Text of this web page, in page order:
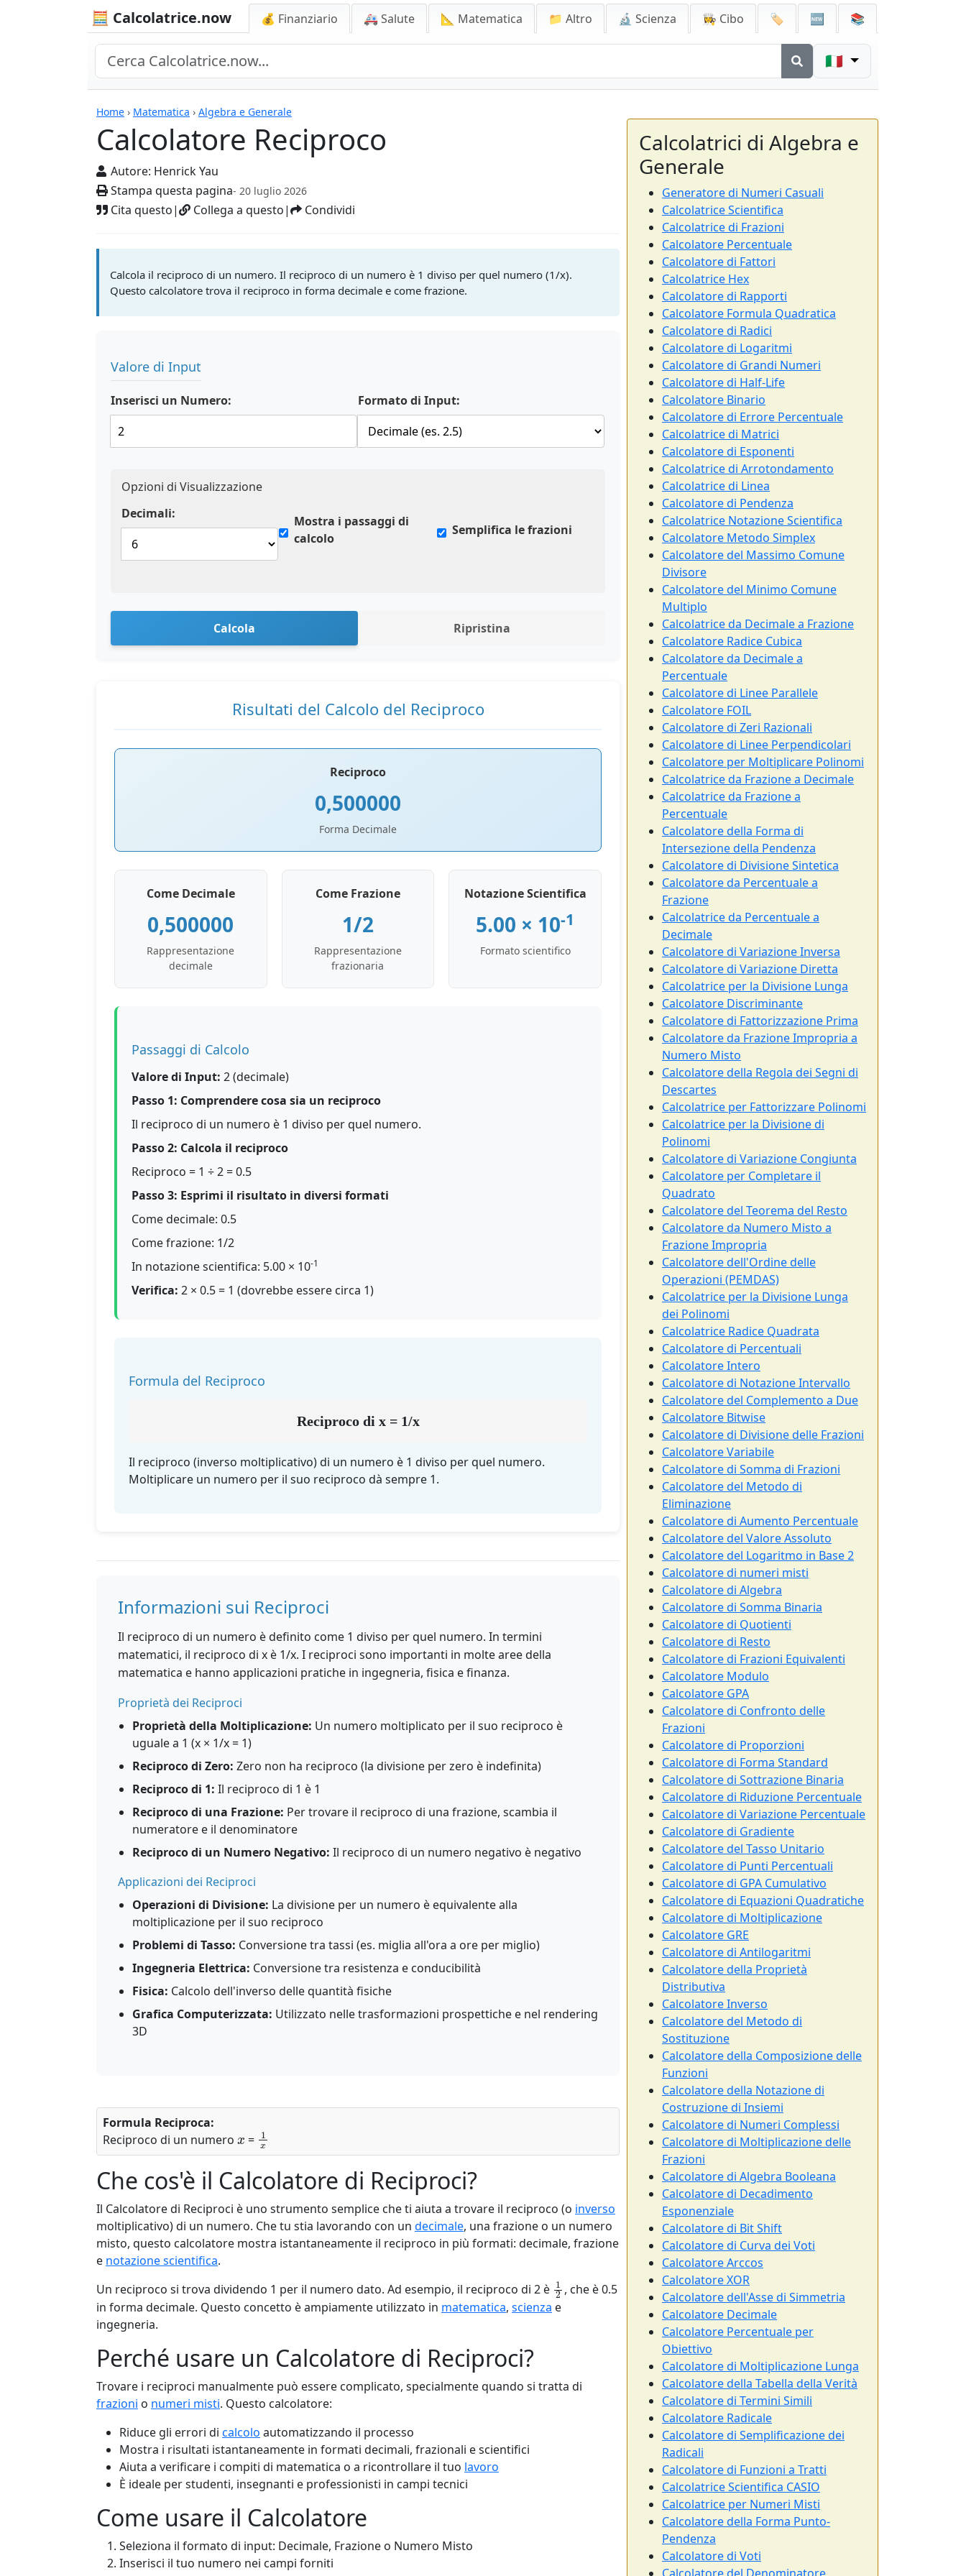
🧮 Calcolatrice.now 💰 Finanziario 🚑 Salute 📐 Matematica 📁 Altro 🔬 Scienza 👩‍🍳 Cibo 🏷️ 🆕 📚
🇮🇹
Home › Matematica › Algebra e Generale
Calcolatore Reciproco
Autore: Henrick Yau
Stampa questa pagina- 20 luglio 2026
Cita questo| Collega a questo| Condividi
Calcolatrici
Calcola il reciproco di un numero. Il reciproco di un numero è 1 diviso per quel numero (1/x).
Questo calcolatore trova il reciproco in forma decimale e come frazione.
Valore di Input
Inserisci un Numero: Formato di Input:
Opzioni di Visualizzazione
Decimali:
Mostra i passaggi di
calcolo
Semplifica le frazioni
Calcola Ripristina
Risultati del Calcolo del Reciproco
Reciproco
0,500000
Forma Decimale
Come Decimale
0,500000
Rappresentazione
decimale
Come Frazione
1/2
Rappresentazione
frazionaria
Notazione Scientifica
5.00 × 10-1
Formato scientifico
Passaggi di Calcolo
Valore di Input: 2 (decimale)
Passo 1: Comprendere cosa sia un reciproco
Il reciproco di un numero è 1 diviso per quel numero.
Passo 2: Calcola il reciproco
Reciproco = 1 ÷ 2 = 0.5
Passo 3: Esprimi il risultato in diversi formati
Come decimale: 0.5
Come frazione: 1/2
In notazione scientifica: 5.00 × 10-1
Verifica: 2 × 0.5 = 1 (dovrebbe essere circa 1)
Formula del Reciproco
Reciproco di x = 1/x
Il reciproco (inverso moltiplicativo) di un numero è 1 diviso per quel numero.
Moltiplicare un numero per il suo reciproco dà sempre 1.
Informazioni sui Reciproci
Il reciproco di un numero è definito come 1 diviso per quel numero. In termini
matematici, il reciproco di x è 1/x. I reciproci sono importanti in molte aree della
matematica e hanno applicazioni pratiche in ingegneria, fisica e finanza.
Proprietà dei Reciproci
Proprietà della Moltiplicazione: Un numero moltiplicato per il suo reciproco è
uguale a 1 (x × 1/x = 1)
Reciproco di Zero: Zero non ha reciproco (la divisione per zero è indefinita)
Reciproco di 1: Il reciproco di 1 è 1
Reciproco di una Frazione: Per trovare il reciproco di una frazione, scambia il
numeratore e il denominatore
Reciproco di un Numero Negativo: Il reciproco di un numero negativo è negativo
Applicazioni dei Reciproci
Operazioni di Divisione: La divisione per un numero è equivalente alla
moltiplicazione per il suo reciproco
Problemi di Tasso: Conversione tra tassi (es. miglia all'ora a ore per miglio)
Ingegneria Elettrica: Conversione tra resistenza e conducibilità
Fisica: Calcolo dell'inverso delle quantità fisiche
Grafica Computerizzata: Utilizzato nelle trasformazioni prospettiche e nel rendering
3D
Formula Reciproca:
Reciproco di un numero
=
1
Che cos'è il Calcolatore di Reciproci?
Il Calcolatore di Reciproci è uno strumento semplice che ti aiuta a trovare il reciproco (o inverso
moltiplicativo) di un numero. Che tu stia lavorando con un decimale, una frazione o un numero
misto, questo calcolatore mostra istantaneamente il reciproco in più formati: decimale, frazione
e notazione scientifica.
Un reciproco si trova dividendo 1 per il numero dato. Ad esempio, il reciproco di 2 è
1
, che è 0.5
in forma decimale. Questo concetto è ampiamente utilizzato in matematica, scienza e
ingegneria.
Perché usare un Calcolatore di Reciproci?
Trovare i reciproci manualmente può essere complicato, specialmente quando si tratta di
frazioni o numeri misti. Questo calcolatore:
Riduce gli errori di calcolo automatizzando il processo
Mostra i risultati istantaneamente in formati decimali, frazionali e scientifici
Aiuta a verificare i compiti di matematica o a ricontrollare il tuo lavoro
È ideale per studenti, insegnanti e professionisti in campi tecnici
Come usare il Calcolatore
Seleziona il formato di input: Decimale, Frazione o Numero Misto
Inserisci il tuo numero nei campi forniti
Calcolatrici di Algebra e
Generale
Generatore di Numeri Casuali
Calcolatrice Scientifica
Calcolatrice di Frazioni
Calcolatore Percentuale
Calcolatore di Fattori
Calcolatrice Hex
Calcolatore di Rapporti
Calcolatore Formula Quadratica
Calcolatore di Radici
Calcolatore di Logaritmi
Calcolatore di Grandi Numeri
Calcolatore di Half-Life
Calcolatore Binario
Calcolatore di Errore Percentuale
Calcolatrice di Matrici
Calcolatore di Esponenti
Calcolatrice di Arrotondamento
Calcolatrice di Linea
Calcolatore di Pendenza
Calcolatrice Notazione Scientifica
Calcolatore Metodo Simplex
Calcolatore del Massimo Comune
Divisore
Calcolatore del Minimo Comune
Multiplo
Calcolatrice da Decimale a Frazione
Calcolatore Radice Cubica
Calcolatore da Decimale a
Percentuale
Calcolatore di Linee Parallele
Calcolatore FOIL
Calcolatore di Zeri Razionali
Calcolatore di Linee Perpendicolari
Calcolatore per Moltiplicare Polinomi
Calcolatrice da Frazione a Decimale
Calcolatrice da Frazione a
Percentuale
Calcolatore della Forma di
Intersezione della Pendenza
Calcolatore di Divisione Sintetica
Calcolatore da Percentuale a
Frazione
Calcolatrice da Percentuale a
Decimale
Calcolatore di Variazione Inversa
Calcolatore di Variazione Diretta
Calcolatrice per la Divisione Lunga
Calcolatore Discriminante
Calcolatore di Fattorizzazione Prima
Calcolatore da Frazione Impropria a
Numero Misto
Calcolatore della Regola dei Segni di
Descartes
Calcolatrice per Fattorizzare Polinomi
Calcolatrice per la Divisione di
Polinomi
Calcolatore di Variazione Congiunta
Calcolatore per Completare il
Quadrato
Calcolatore del Teorema del Resto
Calcolatore da Numero Misto a
Frazione Impropria
Calcolatore dell'Ordine delle
Operazioni (PEMDAS)
Calcolatrice per la Divisione Lunga
dei Polinomi
Calcolatrice Radice Quadrata
Calcolatore di Percentuali
Calcolatore Intero
Calcolatore di Notazione Intervallo
Calcolatore del Complemento a Due
Calcolatore Bitwise
Calcolatore di Divisione delle Frazioni
Calcolatore Variabile
Calcolatore di Somma di Frazioni
Calcolatore del Metodo di
Eliminazione
Calcolatore di Aumento Percentuale
Calcolatore del Valore Assoluto
Calcolatore del Logaritmo in Base 2
Calcolatore di numeri misti
Calcolatore di Algebra
Calcolatore di Somma Binaria
Calcolatore di Quotienti
Calcolatore di Resto
Calcolatore di Frazioni Equivalenti
Calcolatore Modulo
Calcolatore GPA
Calcolatore di Confronto delle
Frazioni
Calcolatore di Proporzioni
Calcolatore di Forma Standard
Calcolatore di Sottrazione Binaria
Calcolatore di Riduzione Percentuale
Calcolatore di Variazione Percentuale
Calcolatore di Gradiente
Calcolatore del Tasso Unitario
Calcolatore di Punti Percentuali
Calcolatore di GPA Cumulativo
Calcolatore di Equazioni Quadratiche
Calcolatore di Moltiplicazione
Calcolatore GRE
Calcolatore di Antilogaritmi
Calcolatore della Proprietà
Distributiva
Calcolatore Inverso
Calcolatore del Metodo di
Sostituzione
Calcolatore della Composizione delle
Funzioni
Calcolatore della Notazione di
Costruzione di Insiemi
Calcolatore di Numeri Complessi
Calcolatore di Moltiplicazione delle
Frazioni
Calcolatore di Algebra Booleana
Calcolatore di Decadimento
Esponenziale
Calcolatore di Bit Shift
Calcolatore di Curva dei Voti
Calcolatore Arccos
Calcolatore XOR
Calcolatore dell'Asse di Simmetria
Calcolatore Decimale
Calcolatore Percentuale per
Obiettivo
Calcolatore di Moltiplicazione Lunga
Calcolatore della Tabella della Verità
Calcolatore di Termini Simili
Calcolatore Radicale
Calcolatore di Semplificazione dei
Radicali
Calcolatore di Funzioni a Tratti
Calcolatrice Scientifica CASIO
Calcolatrice per Numeri Misti
Calcolatore della Forma Punto-
Pendenza
Calcolatore di Voti